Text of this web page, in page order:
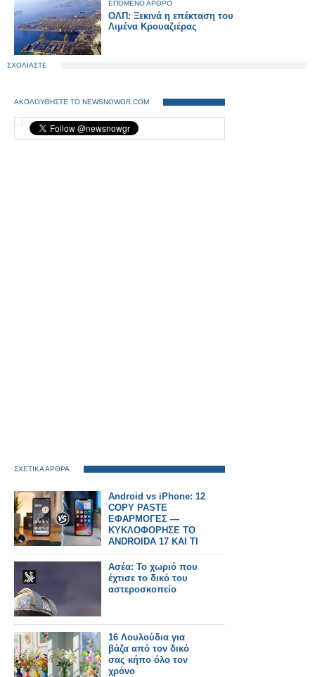
ΕΠΟΜΕΝΟ ΑΡΘΡΟ
ΟΛΠ: Ξεκινά η επέκταση του
Λιμένα Κρουαζιέρας
ΣΧΟΛΙΑΣΤΕ
ΑΚΟΛΟΥΘΗΣΤΕ ΤΟ NEWSNOWGR.COM
ΣΧΕΤΙΚΑ ΑΡΘΡΑ
Android vs iPhone: 12
COPY PASTE
ΕΦΑΡΜΟΓΕΣ —
ΚΥΚΛΟΦΟΡΗΣΕ ΤΟ
ANDROIDA 17 KAI TI
NEO FERNEI STA
ΣΜΑΡΤΠΗΟΝΕΣ
Ασέα: Το χωριό που
έχτισε το δικό του
αστεροσκοπείο
16 Λουλούδια για
βάζα από τον δικό
σας κήπο όλο τον
χρόνο